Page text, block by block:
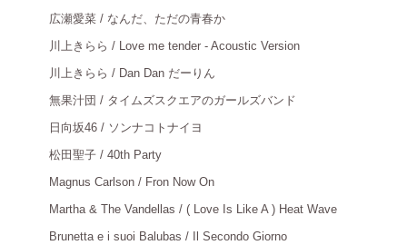
広瀬愛菜 / なんだ、ただの青春か
川上きらら / Love me tender - Acoustic Version
川上きらら / Dan Dan だーりん
無果汁団 / タイムズスクエアのガールズバンド
日向坂46 / ソンナコトナイヨ
松田聖子 / 40th Party
Magnus Carlson / Fron Now On
Martha & The Vandellas / ( Love Is Like A ) Heat Wave
Brunetta e i suoi Balubas / Il Secondo Giorno